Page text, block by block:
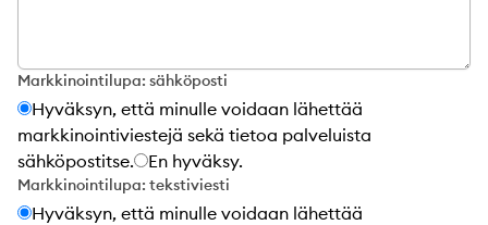
Markkinointilupa: sähköposti
Hyväksyn, että minulle voidaan lähettää
markkinointiviestejä sekä tietoa palveluista
sähköpostitse.
En hyväksy.
Markkinointilupa: tekstiviesti
Hyväksyn, että minulle voidaan lähettää